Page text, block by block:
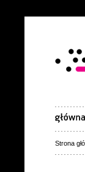
Strona